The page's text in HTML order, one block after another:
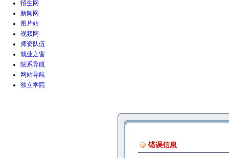
招生网
新闻网
图片站
视频网
师资队伍
就业之窗
院系导航
网站导航
独立学院
错误信息